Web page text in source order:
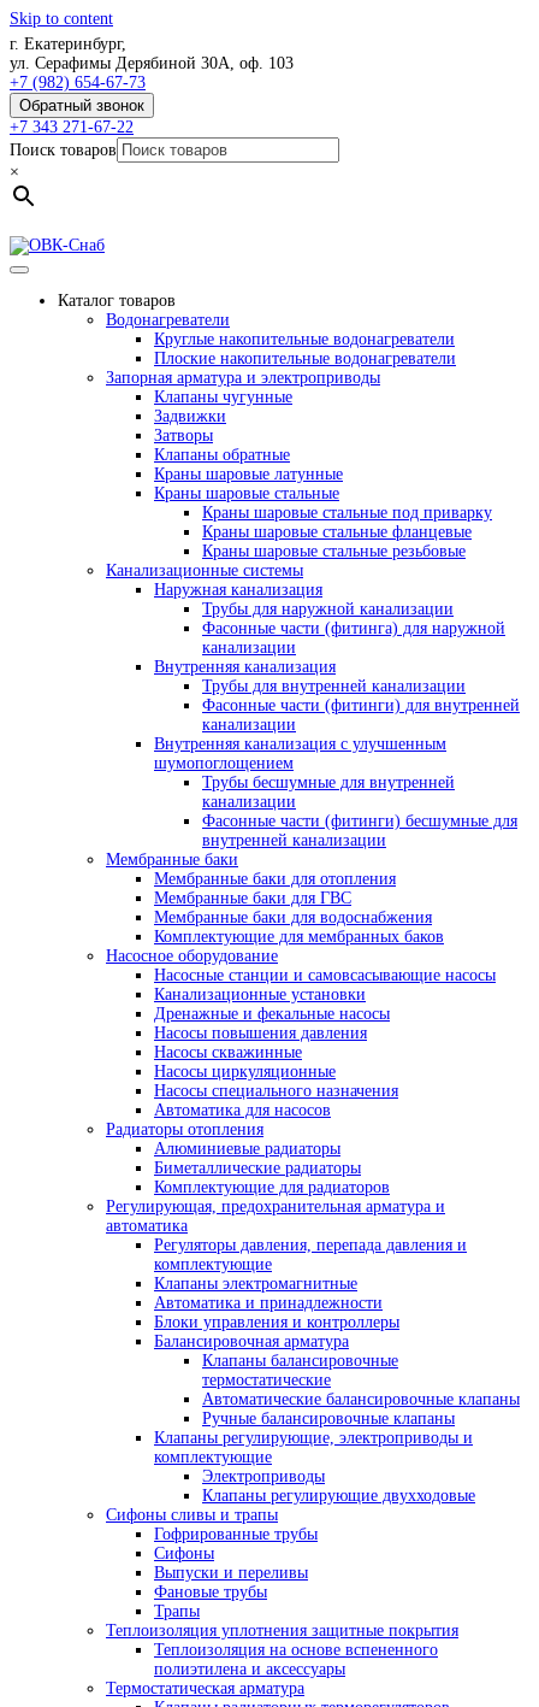
Skip to content
г. Екатеринбург,
ул. Серафимы Дерябиной 30А, оф. 103
+7 (982) 654-67-73
Обратный звонок
+7 343 271-67-22
Поиск товаров
×
Каталог товаров
Водонагреватели
Круглые накопительные водонагреватели
Плоские накопительные водонагреватели
Запорная арматура и электроприводы
Клапаны чугунные
Задвижки
Затворы
Клапаны обратные
Краны шаровые латунные
Краны шаровые стальные
Краны шаровые стальные под приварку
Краны шаровые стальные фланцевые
Краны шаровые стальные резьбовые
Канализационные системы
Наружная канализация
Трубы для наружной канализации
Фасонные части (фитинга) для наружной
канализации
Внутренняя канализация
Трубы для внутренней канализации
Фасонные части (фитинги) для внутренней
канализации
Внутренняя канализация с улучшенным
шумопоглощением
Трубы бесшумные для внутренней
канализации
Фасонные части (фитинги) бесшумные для
внутренней канализации
Мембранные баки
Мембранные баки для отопления
Мембранные баки для ГВС
Мембранные баки для водоснабжения
Комплектующие для мембранных баков
Насосное оборудование
Насосные станции и самовсасывающие насосы
Канализационные установки
Дренажные и фекальные насосы
Насосы повышения давления
Насосы скважинные
Насосы циркуляционные
Насосы специального назначения
Автоматика для насосов
Радиаторы отопления
Алюминиевые радиаторы
Биметаллические радиаторы
Комплектующие для радиаторов
Регулирующая, предохранительная арматура и
автоматика
Регуляторы давления, перепада давления и
комплектующие
Клапаны электромагнитные
Автоматика и принадлежности
Блоки управления и контроллеры
Балансировочная арматура
Клапаны балансировочные
термостатические
Автоматические балансировочные клапаны
Ручные балансировочные клапаны
Клапаны регулирующие, электроприводы и
комплектующие
Электроприводы
Клапаны регулирующие двухходовые
Сифоны сливы и трапы
Гофрированные трубы
Сифоны
Выпуски и переливы
Фановые трубы
Трапы
Теплоизоляция уплотнения защитные покрытия
Теплоизоляция на основе вспененного
полиэтилена и аксессуары
Термостатическая арматура